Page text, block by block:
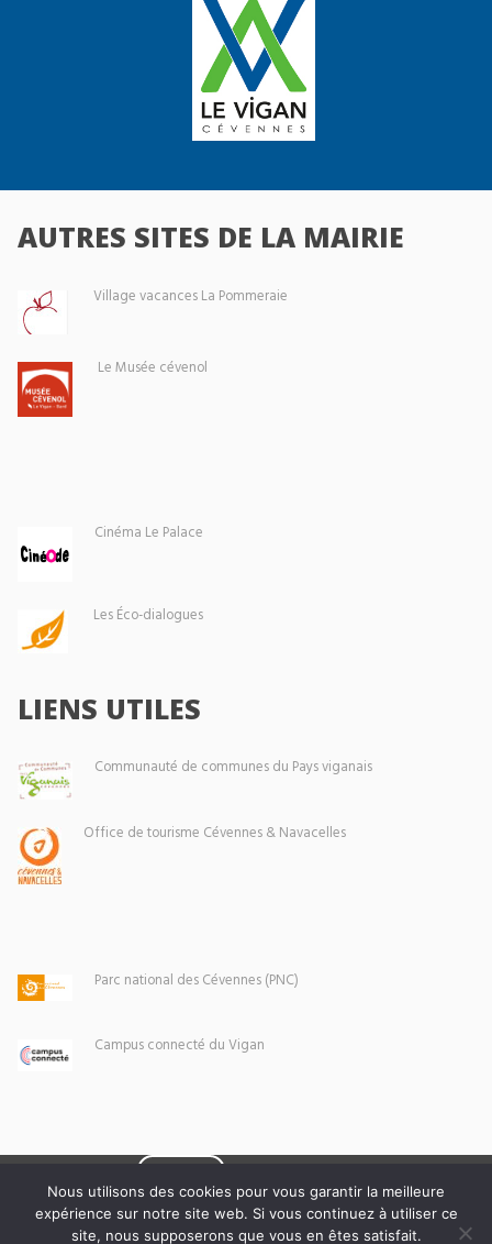
AUTRES SITES DE LA MAIRIE
Village vacances La Pommeraie
Le Musée cévenol
Cinéma Le Palace
Les Éco-dialogues
LIENS UTILES
Communauté de communes du Pays viganais
Office de tourisme Cévennes & Navacelles
Parc national des Cévennes (PNC)
Campus connecté du Vigan
Mentions légales
Nous utilisons des cookies pour vous garantir la meilleure
expérience sur notre site web. Si vous continuez à utiliser ce
site, nous supposerons que vous en êtes satisfait.